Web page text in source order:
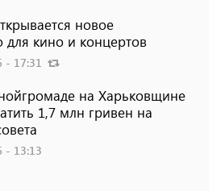
новое
для кино и концертов
- 17:31
на Харьковщине
1,7 млн ​​гривен на
- 13:13